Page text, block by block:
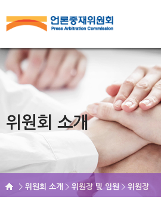
위원회 소개
위원회 소개 위원장 및 임원 위원장